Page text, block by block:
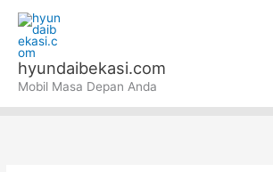
konten
hyundaibekasi.com
Mobil Masa Depan Anda